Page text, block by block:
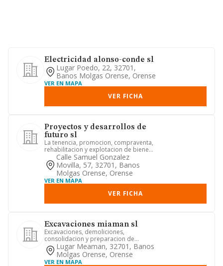
Electricidad alonso-conde sl
Lugar Poedo, 22, 32701,
Banos Molgas Orense, Orense
VER EN MAPA
VER FICHA
Proyectos y desarrollos de
futuro sl
La tenencia, promocion, compraventa,
rehabilitacion y explotacion de bienes
inmuebles, ya se trate ...
Calle Samuel Gonzalez
Movilla, 57, 32701, Banos
Molgas Orense, Orense
VER EN MAPA
VER FICHA
Excavaciones miaman sl
Excavaciones, demoliciones,
consolidacion y preparacion de
terrenos para la construccion,
cimentaci...
Lugar Meaman, 32701, Banos
Molgas Orense, Orense
VER EN MAPA